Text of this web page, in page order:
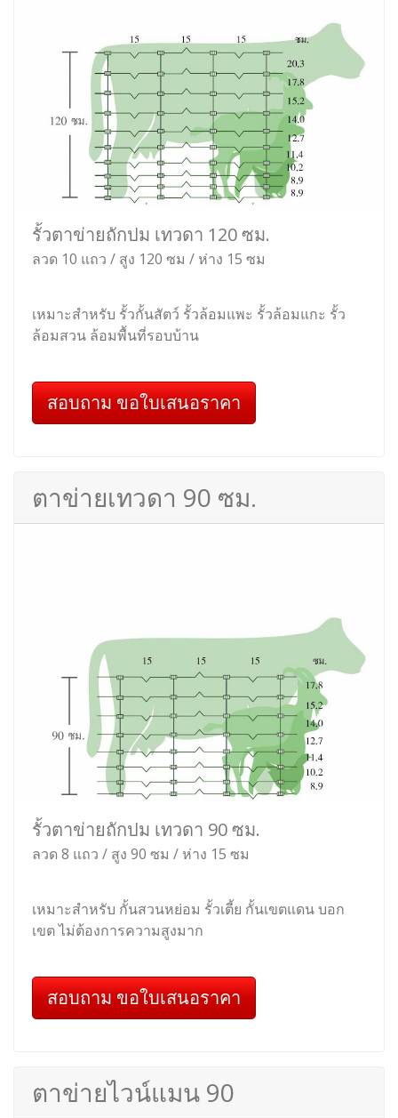
รั้วตาข่ายถักปม เทวดา 120 ซม.
ลวด 10 แถว / สูง 120 ซม / ห่าง 15 ซม
เหมาะสำหรับ รั้วกั้นสัตว์ รั้วล้อมแพะ รั้วล้อมแกะ รั้ว
ล้อมสวน ล้อมพื้นที่รอบบ้าน
สอบถาม ขอใบเสนอราคา
ตาข่ายเทวดา 90 ซม.
รั้วตาข่ายถักปม เทวดา 90 ซม.
ลวด 8 แถว / สูง 90 ซม / ห่าง 15 ซม
เหมาะสำหรับ กั้นสวนหย่อม รั้วเตี้ย กั้นเขตแดน บอก
เขต ไม่ต้องการความสูงมาก
สอบถาม ขอใบเสนอราคา
ตาข่ายไวน์แมน 90